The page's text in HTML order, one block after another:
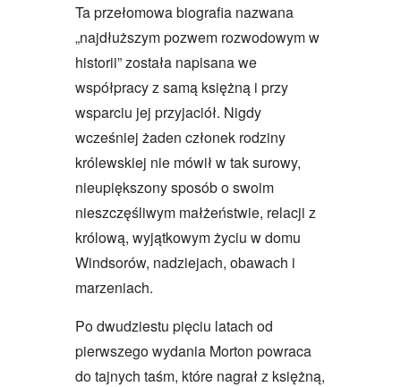
Ta przełomowa biografia nazwana
„najdłuższym pozwem rozwodowym w
historii” została napisana we
współpracy z samą księżną i przy
wsparciu jej przyjaciół. Nigdy
wcześniej żaden członek rodziny
królewskiej nie mówił w tak surowy,
nieupiększony sposób o swoim
nieszczęśliwym małżeństwie, relacji z
królową, wyjątkowym życiu w domu
Windsorów, nadziejach, obawach i
marzeniach.
Po dwudziestu pięciu latach od
pierwszego wydania Morton powraca
do tajnych taśm, które nagrał z księżną,